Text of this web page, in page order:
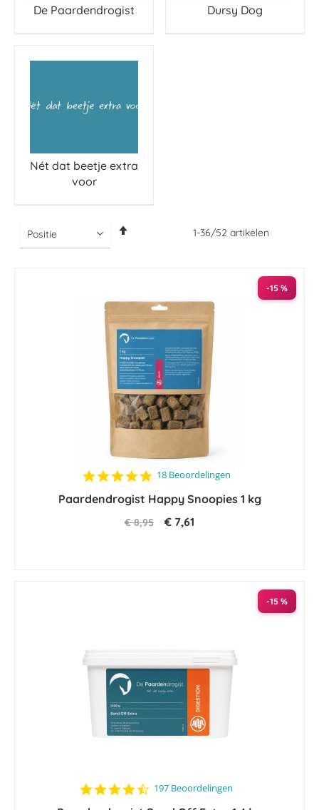
De Paardendrogist Dursy Dog
Nét dat beetje extra
voor
1-36/52 artikelen
-15 %
4.9
rating
18 Beoordelingen
Paardendrogist Happy Snoopies 1 kg
€ 8,95 € 7,61
-15 %
4.5
197 Beoordelingen